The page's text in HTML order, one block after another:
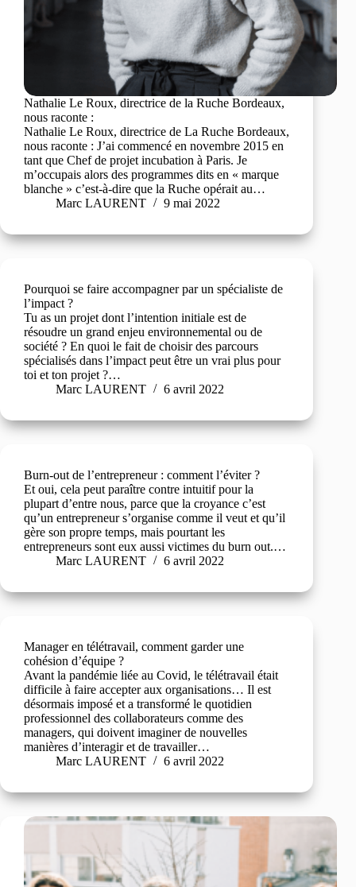
Nathalie Le Roux, directrice de la Ruche Bordeaux,
nous raconte :
Nathalie Le Roux, directrice de La Ruche Bordeaux,
nous raconte : J’ai commencé en novembre 2015 en
tant que Chef de projet incubation à Paris. Je
m’occupais alors des programmes dits en « marque
blanche » c’est-à-dire que la Ruche opérait au…
Marc LAURENT
9 mai 2022
Pourquoi se faire accompagner par un spécialiste de
l’impact ?
Tu as un projet dont l’intention initiale est de
résoudre un grand enjeu environnemental ou de
société ? En quoi le fait de choisir des parcours
spécialisés dans l’impact peut être un vrai plus pour
toi et ton projet ?…
Marc LAURENT
6 avril 2022
Burn-out de l’entrepreneur : comment l’éviter ?
Et oui, cela peut paraître contre intuitif pour la
plupart d’entre nous, parce que la croyance c’est
qu’un entrepreneur s’organise comme il veut et qu’il
gère son propre temps, mais pourtant les
entrepreneurs sont eux aussi victimes du burn out.…
Marc LAURENT
6 avril 2022
Manager en télétravail, comment garder une
cohésion d’équipe ?
Avant la pandémie liée au Covid, le télétravail était
difficile à faire accepter aux organisations… Il est
désormais imposé et a transformé le quotidien
professionnel des collaborateurs comme des
managers, qui doivent imaginer de nouvelles
manières d’interagir et de travailler…
Marc LAURENT
6 avril 2022